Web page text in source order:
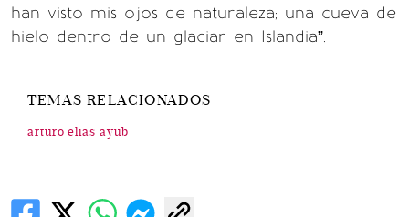
han visto mis ojos de naturaleza; una cueva de
hielo dentro de un glaciar en Islandia”.
TEMAS RELACIONADOS
arturo elias ayub